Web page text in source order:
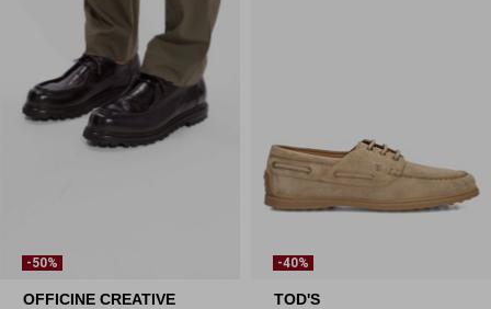
-50%
OFFICINE CREATIVE
-40%
TOD'S